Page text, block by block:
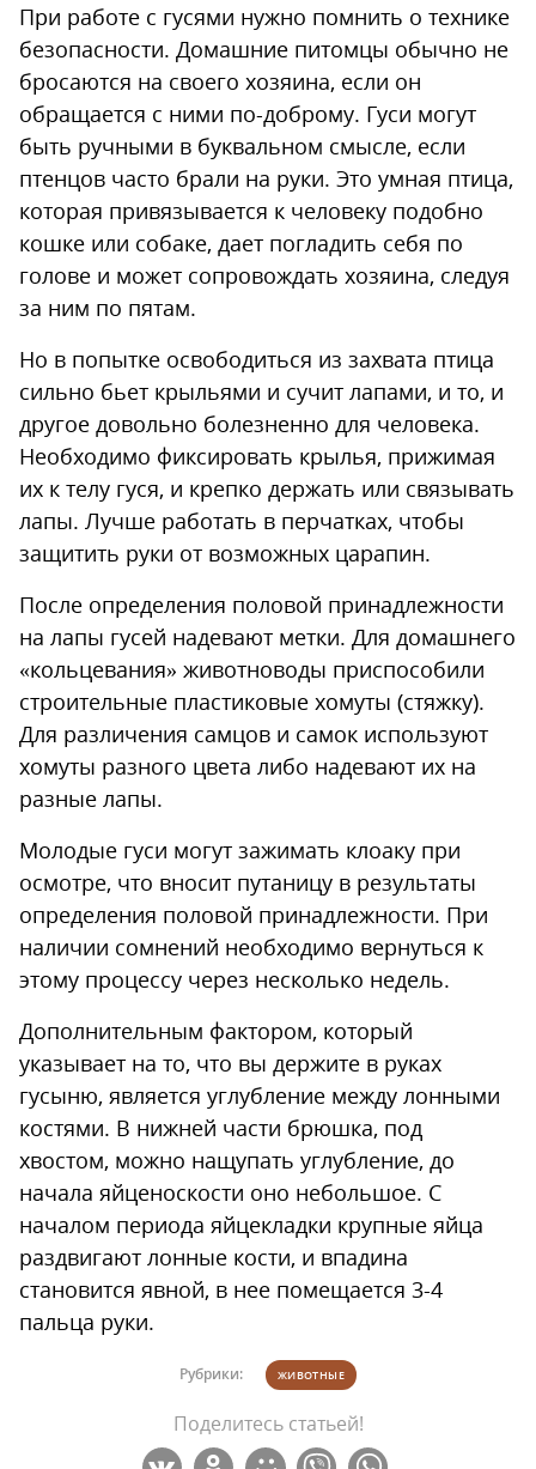
При работе с гусями нужно помнить о технике
безопасности. Домашние питомцы обычно не
бросаются на своего хозяина, если он
обращается с ними по-доброму. Гуси могут
быть ручными в буквальном смысле, если
птенцов часто брали на руки. Это умная птица,
которая привязывается к человеку подобно
кошке или собаке, дает погладить себя по
голове и может сопровождать хозяина, следуя
за ним по пятам.
Но в попытке освободиться из захвата птица
сильно бьет крыльями и сучит лапами, и то, и
другое довольно болезненно для человека.
Необходимо фиксировать крылья, прижимая
их к телу гуся, и крепко держать или связывать
лапы. Лучше работать в перчатках, чтобы
защитить руки от возможных царапин.
После определения половой принадлежности
на лапы гусей надевают метки. Для домашнего
«кольцевания» животноводы приспособили
строительные пластиковые хомуты (стяжку).
Для различения самцов и самок используют
хомуты разного цвета либо надевают их на
разные лапы.
Молодые гуси могут зажимать клоаку при
осмотре, что вносит путаницу в результаты
определения половой принадлежности. При
наличии сомнений необходимо вернуться к
этому процессу через несколько недель.
Дополнительным фактором, который
указывает на то, что вы держите в руках
гусыню, является углубление между лонными
костями. В нижней части брюшка, под
хвостом, можно нащупать углубление, до
начала яйценоскости оно небольшое. С
началом периода яйцекладки крупные яйца
раздвигают лонные кости, и впадина
становится явной, в нее помещается 3-4
пальца руки.
Рубрики: ЖИВОТНЫЕ
Поделитесь статьей!